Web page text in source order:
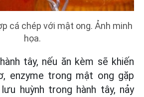
cá chép với mật ong. Ảnh minh
họa.
tây, nếu ăn kèm sẽ khiến
enzyme trong mật ong gặp
huỳnh trong hành tây, nảy